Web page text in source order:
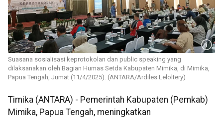
Suasana sosialisasi keprotokolan dan public speaking yang
dilaksanakan oleh Bagian Humas Setda Kabupaten Mimika, di Mimika,
Papua Tengah, Jumat (11/4/2025). (ANTARA/Ardiles Leloltery)
Timika (ANTARA) - Pemerintah Kabupaten (Pemkab)
Mimika, Papua Tengah, meningkatkan